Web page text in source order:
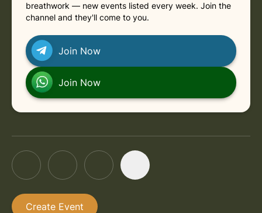
breathwork — new events listed every week. Join the
channel and they'll come to you.
Join Now
Join Now
Create Event